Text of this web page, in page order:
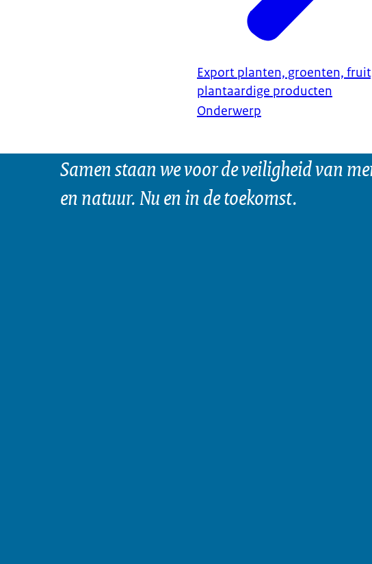
Export planten, groenten,
plantaardige producten
Onderwerp
Samen staan we voor de veiligheid van
en natuur. Nu en in de toekomst.